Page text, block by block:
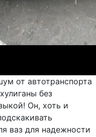
от автотранспорта
без
Он, хоть и
ваз для надежности